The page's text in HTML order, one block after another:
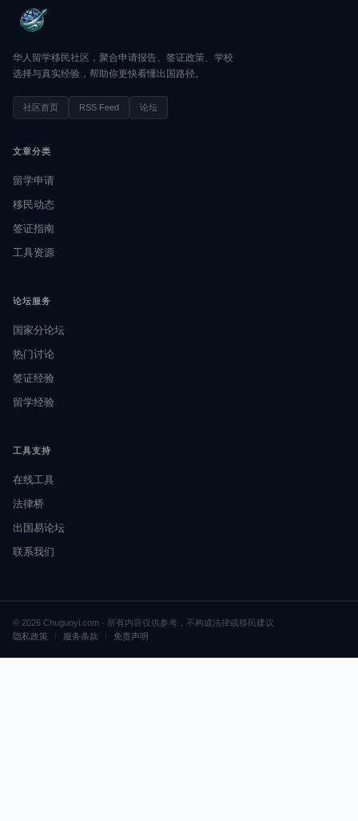
华人留学移民社区，聚合申请报告、签证政策、学校
选择与真实经验，帮助你更快看懂出国路径。
社区首页 RSS Feed 论坛
文章分类
留学申请
移民动态
签证指南
工具资源
论坛服务
国家分论坛
热门讨论
签证经验
留学经验
工具支持
在线工具
法律桥
出国易论坛
联系我们
© 2026 Chuguoyi.com · 所有内容仅供参考，不构成法律或移民建议
隐私政策
服务条款 免责声明